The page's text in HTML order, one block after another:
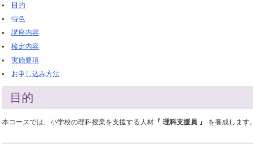
目的
特色
講座内容
検定内容
実施要項
お申し込み方法
目的
本コースでは、小学校の理科授業を支援する人材 『 理科支援員 』 を養成します。